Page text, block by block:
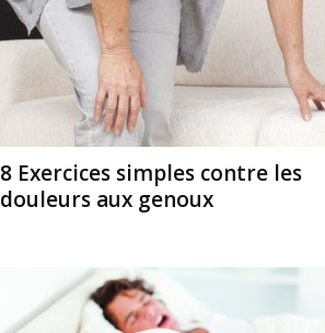
8 Exercices simples contre les
douleurs aux genoux